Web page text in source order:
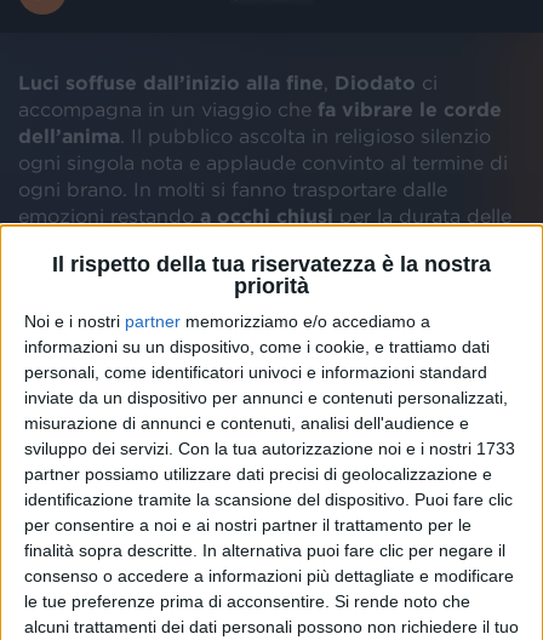
Il rispetto della tua riservatezza è la nostra
priorità
Noi e i nostri partner memorizziamo e/o accediamo a
informazioni su un dispositivo, come i cookie, e trattiamo dati
personali, come identificatori univoci e informazioni standard
inviate da un dispositivo per annunci e contenuti personalizzati,
misurazione di annunci e contenuti, analisi dell'audience e
sviluppo dei servizi. Con la tua autorizzazione noi e i nostri 1733
partner possiamo utilizzare dati precisi di geolocalizzazione e
identificazione tramite la scansione del dispositivo. Puoi fare clic
per consentire a noi e ai nostri partner il trattamento per le
finalità sopra descritte. In alternativa puoi fare clic per negare il
consenso o accedere a informazioni più dettagliate e modificare
le tue preferenze prima di acconsentire. Si rende noto che
alcuni trattamenti dei dati personali possono non richiedere il tuo
Luci soffuse dall’inizio alla fine Diodato ci
accompagna in un viaggio che fa vibrare le corde
dell’anima . Il pubblico ascolta in religioso silenzio
ogni singola nota e applaude convinto al termine di
ogni brano. In molti si fanno trasportare dalle
emozioni restando a occhi chiusi per la durata delle
progetto “Ho acceso un fuoco”, in cui ha rivisitato
alcuni pezzi del suo repertorio, e da grandi successi
come “
La mia terra
David di Donatello e Nastro d’Argento.